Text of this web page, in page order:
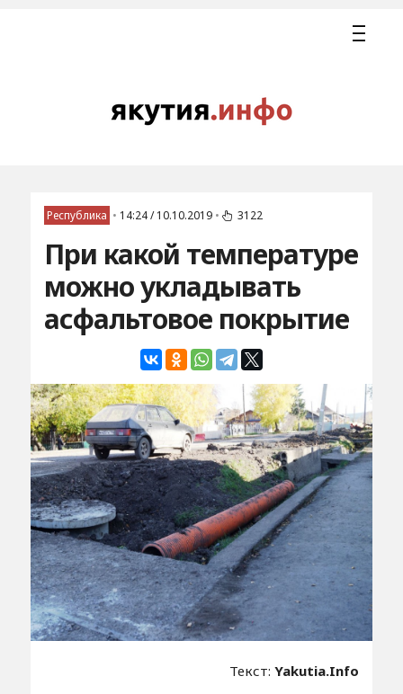
Республика • 14:24 / 10.10.2019 • 3122
При какой температуре
можно укладывать
асфальтовое покрытие
Текст:Yakutia.Info